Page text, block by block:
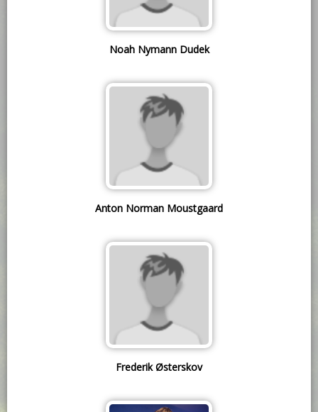
Noah Nymann Dudek
Anton Norman Moustgaard
Frederik Østerskov